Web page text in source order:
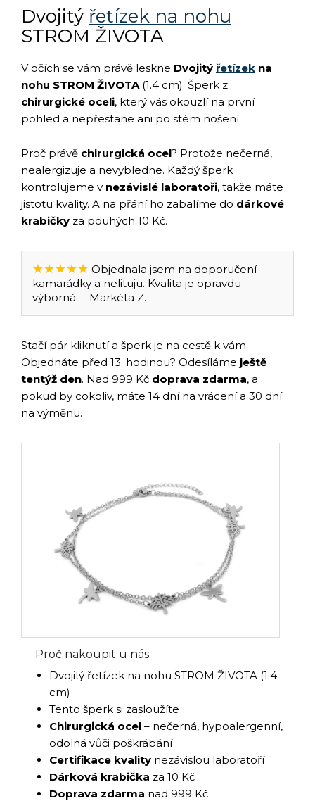
Dvojitý řetízek na nohu
STROM ŽIVOTA
V očích se vám právě leskne Dvojitý řetízek na
nohu STROM ŽIVOTA(1.4 cm). Šperk z
chirurgické oceli, který vás okouzlí na první
pohled a nepřestane ani po stém nošení.
Proč právě chirurgická ocel? Protože nečerná,
nealergizuje a nevybledne. Každý šperk
kontrolujeme v nezávislé laboratoři, takže máte
jistotu kvality. A na přání ho zabalíme do dárkové
krabičky za pouhých 10 Kč.
★★★★★ Objednala jsem na doporučení
kamarádky a nelituju. Kvalita je opravdu
výborná. – Markéta Z.
Stačí pár kliknutí a šperk je na cestě k vám.
Objednáte před 13. hodinou? Odesíláme ještě
tentýž den. Nad 999 Kč doprava zdarma, a
pokud by cokoliv, máte 14 dní na vrácení a 30 dní
na výměnu.
Proč nakoupit u nás
Dvojitý řetízek na nohu STROM ŽIVOTA (1.4
cm)
Tento šperk si zasloužíte
Chirurgická ocel – nečerná, hypoalergenní,
odolná vůči poškrábání
Certifikace kvality nezávislou laboratoří
Dárková krabička za 10 Kč
Doprava zdarma nad 999 Kč